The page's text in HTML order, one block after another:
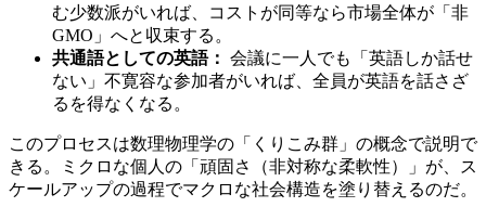
む少数派がいれば、コストが同等なら市場全体が「非
GMO」へと収束する。
共通語としての英語： 会議に一人でも「英語しか話せ
ない」不寛容な参加者がいれば、全員が英語を話さざ
るを得なくなる。
このプロセスは数理物理学の「くりこみ群」の概念で説明で
きる。ミクロな個人の「頑固さ（非対称な柔軟性）」が、ス
ケールアップの過程でマクロな社会構造を塗り替えるのだ。